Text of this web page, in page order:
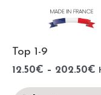
Top 1-9
12.50€ – 202.50€